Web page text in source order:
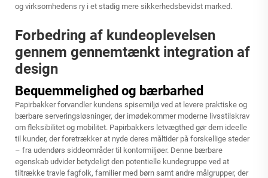
og virksomhedens ry i et stadig mere sikkerhedsbevidst marked.
Forbedring af kundeoplevelsen
gennem gennemtænkt integration af
design
Bequemmelighed og bærbarhed
Papirbakker forvandler kundens spisemiljø ved at levere praktiske og
bærbare serveringsløsninger, der imødekommer moderne livsstilskrav
om fleksibilitet og mobilitet. Papirbakkers letvægthed gør dem ideelle
til kunder, der foretrækker at nyde deres måltider på forskellige steder
– fra udendørs siddeområder til kontormiljøer. Denne bærbare
egenskab udvider betydeligt den potentielle kundegruppe ved at
tiltrække travle fagfolk, familier med børn samt andre målgrupper, der